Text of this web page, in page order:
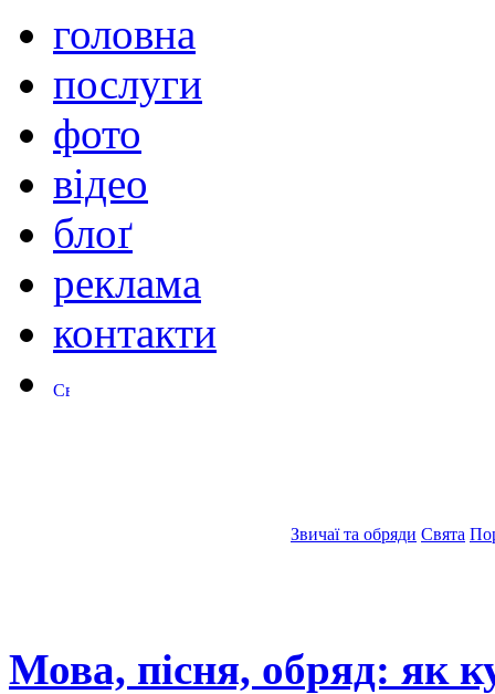
головна
послуги
фото
відео
блоґ
реклама
контакти
Звичаї та обряди Свята
Мова, пісня, обряд: як